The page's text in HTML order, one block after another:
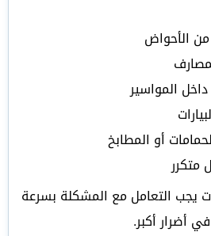
الأحواض
المواسير
أو المطابخ
متكرر
يجب التعامل مع المشكلة بسرعة
أضرار أكبر.